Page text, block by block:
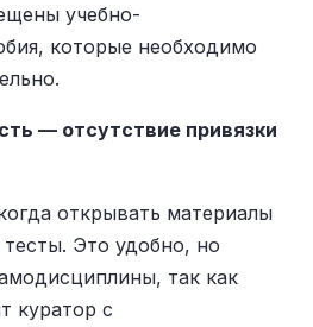
учебно-
которые необходимо
— отсутствие привязки
открывать материалы
Это удобно, но
так как
куратор с